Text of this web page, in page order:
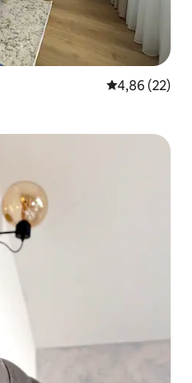
Évaluation
4,86 (22)
appréciés